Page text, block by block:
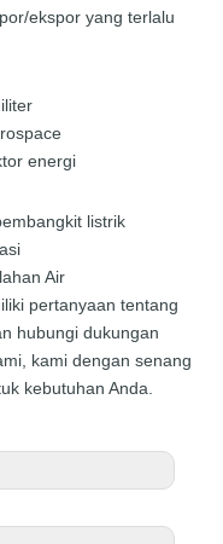
ekspor yang terlalu
energi
listrik
Air
pertanyaan tentang
hubungi dukungan
kami dengan senang
kebutuhan Anda.